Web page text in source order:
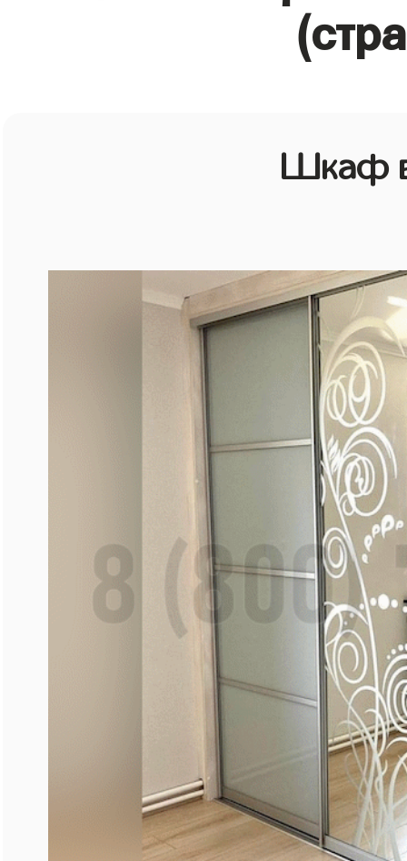
Шкаф в